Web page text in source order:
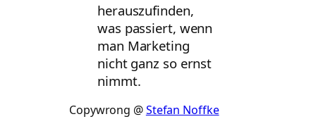
herauszufinden,
was passiert, wenn
man Marketing
nicht ganz so ernst
nimmt.
Copywrong @Stefan Noffke